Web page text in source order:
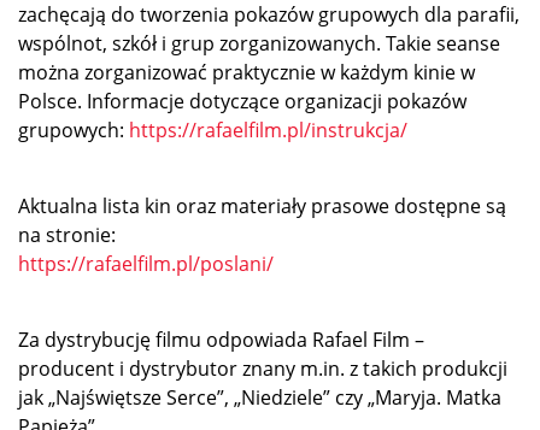
zachęcają do tworzenia pokazów grupowych dla parafii,
wspólnot, szkół i grup zorganizowanych. Takie seanse
można zorganizować praktycznie w każdym kinie w
Polsce. Informacje dotyczące organizacji pokazów
grupowych: https://rafaelfilm.pl/instrukcja/
Aktualna lista kin oraz materiały prasowe dostępne są
na stronie:
https://rafaelfilm.pl/poslani/
Za dystrybucję filmu odpowiada Rafael Film –
producent i dystrybutor znany m.in. z takich produkcji
jak „Najświętsze Serce”, „Niedziele” czy „Maryja. Matka